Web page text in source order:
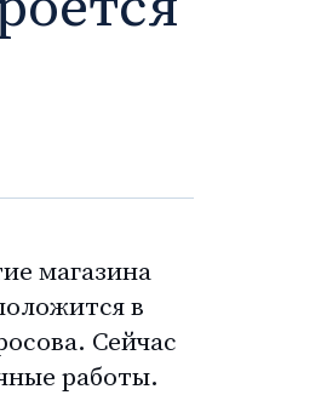
магазина
в
Сейчас
работы.